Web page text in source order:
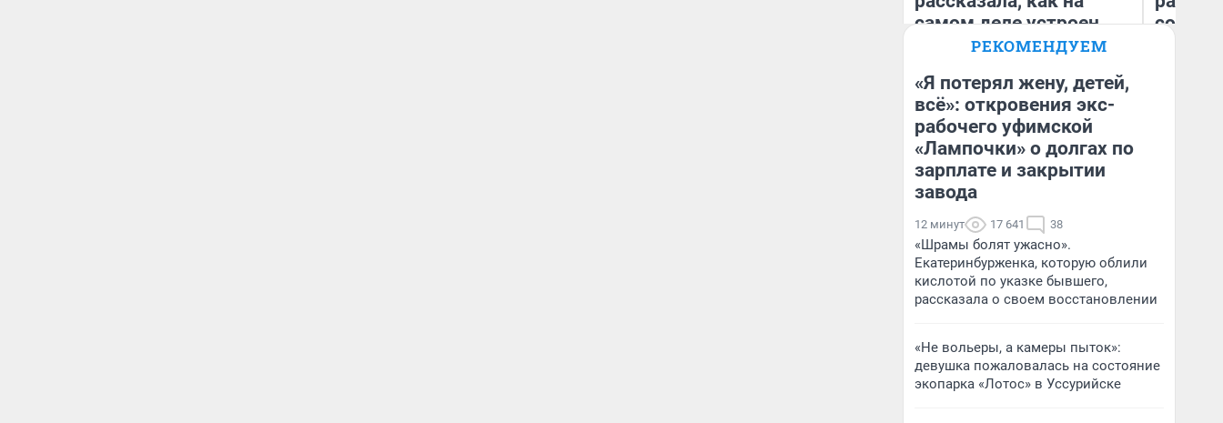
самом деле устроен
бизнес со складами
Наталья Шорохова
Открыла кофейную точку на
деньги соцразвития
РЕКОМЕНДУЕМ
«Я потерял жену, детей,
всё»: откровения экс-
рабочего уфимской
«Лампочки» о долгах по
зарплате и закрытии
завода
12 минут 17 641 38
«Шрамы болят ужасно».
Екатеринбурженка, которую облили
кислотой по указке бывшего,
рассказала о своем восстановлении
«Не вольеры, а камеры пыток»:
девушка пожаловалась на состояние
экопарка «Лотос» в Уссурийске